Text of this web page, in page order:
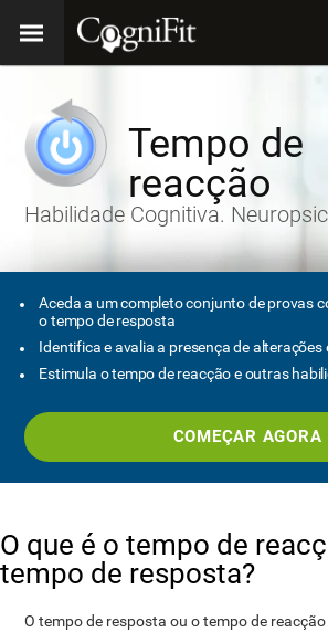
Tempo de
reacção
Habilidade Cognitiva.
Aceda a um completo conjunto de provas
o tempo de resposta
Identifica e avalia a presença de alterações
Estimula o tempo de reacção e outras
COMEÇAR AGORA
O que é o tempo de
tempo de resposta?
O tempo de resposta ou o tempo de